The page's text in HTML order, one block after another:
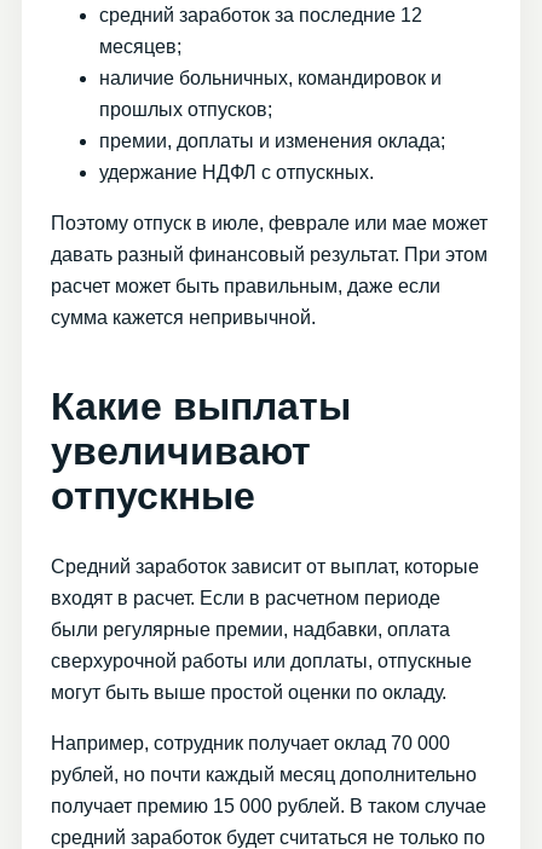
средний заработок за последние 12
месяцев;
наличие больничных, командировок и
прошлых отпусков;
премии, доплаты и изменения оклада;
удержание НДФЛ с отпускных.
Поэтому отпуск в июле, феврале или мае может
давать разный финансовый результат. При этом
расчет может быть правильным, даже если
сумма кажется непривычной.
Какие выплаты
увеличивают
отпускные
Средний заработок зависит от выплат, которые
входят в расчет. Если в расчетном периоде
были регулярные премии, надбавки, оплата
сверхурочной работы или доплаты, отпускные
могут быть выше простой оценки по окладу.
Например, сотрудник получает оклад 70 000
рублей, но почти каждый месяц дополнительно
получает премию 15 000 рублей. В таком случае
средний заработок будет считаться не только по